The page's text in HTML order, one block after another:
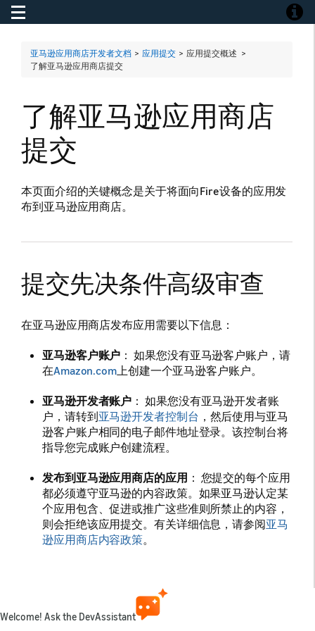
Toggle navigation
亚马逊应用商店开发者文档 > 应用提交 > 应用提交概述 >
了解亚马逊应用商店提交
了解亚马逊应用商店
提交
本页面介绍的关键概念是关于将面向Fire设备的应用发
布到亚马逊应用商店。
提交先决条件高级审查
在亚马逊应用商店发布应用需要以下信息：
亚马逊客户账户 ： 如果您没有亚马逊客户账户，请
在Amazon.com上创建一个亚马逊客户账户。
亚马逊开发者账户 ： 如果您没有亚马逊开发者账
户，请转到亚马逊开发者控制台 ，然后使用与亚马
逊客户账户相同的电子邮件地址登录。该控制台将
指导您完成账户创建流程。
发布到亚马逊应用商店的应用 ： 您提交的每个应用
都必须遵守亚马逊的内容政策。如果亚马逊认定某
个应用包含、促进或推广这些准则所禁止的内容，
则会拒绝该应用提交。有关详细信息，请参阅亚马
逊应用商店内容政策。
商店中推广应用时使用的截图、大图标和小图标。
还可以选择提供推广图像和视频。有关详细信息，
请参阅图像资产准则。
Welcome! Ask the DevAssistant